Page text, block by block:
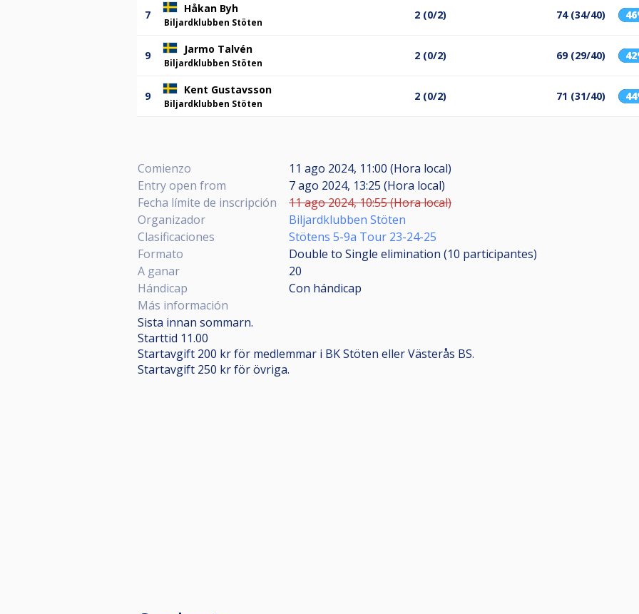
7 Håkan Byh
Biljardklubben Stöten
2 (0/2) 74 (34/40)
9 Jarmo Talvén
Biljardklubben Stöten
2 (0/2) 69 (29/40)
9 Kent Gustavsson
Biljardklubben Stöten
2 (0/2) 71 (31/40)
Comienzo
11 ago 2024, 11:00 (Hora local)
Entry open from
7 ago 2024, 13:25 (Hora local)
Fecha límite de inscripción
11 ago 2024, 10:55 (Hora local)
Organizador
Biljardklubben Stöten
Clasificaciones
Stötens 5-9a Tour 23-24-25
Formato
Double to Single elimination (10 participantes)
A ganar
20
Hándicap
Con hándicap
Más información
Sista innan sommarn.
Starttid 11.00
Startavgift 200 kr för medlemmar i BK Stöten eller Västerås BS.
Startavgift 250 kr för övriga.